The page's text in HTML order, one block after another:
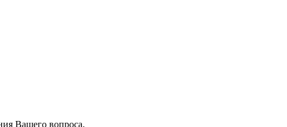
Вашего вопроса.